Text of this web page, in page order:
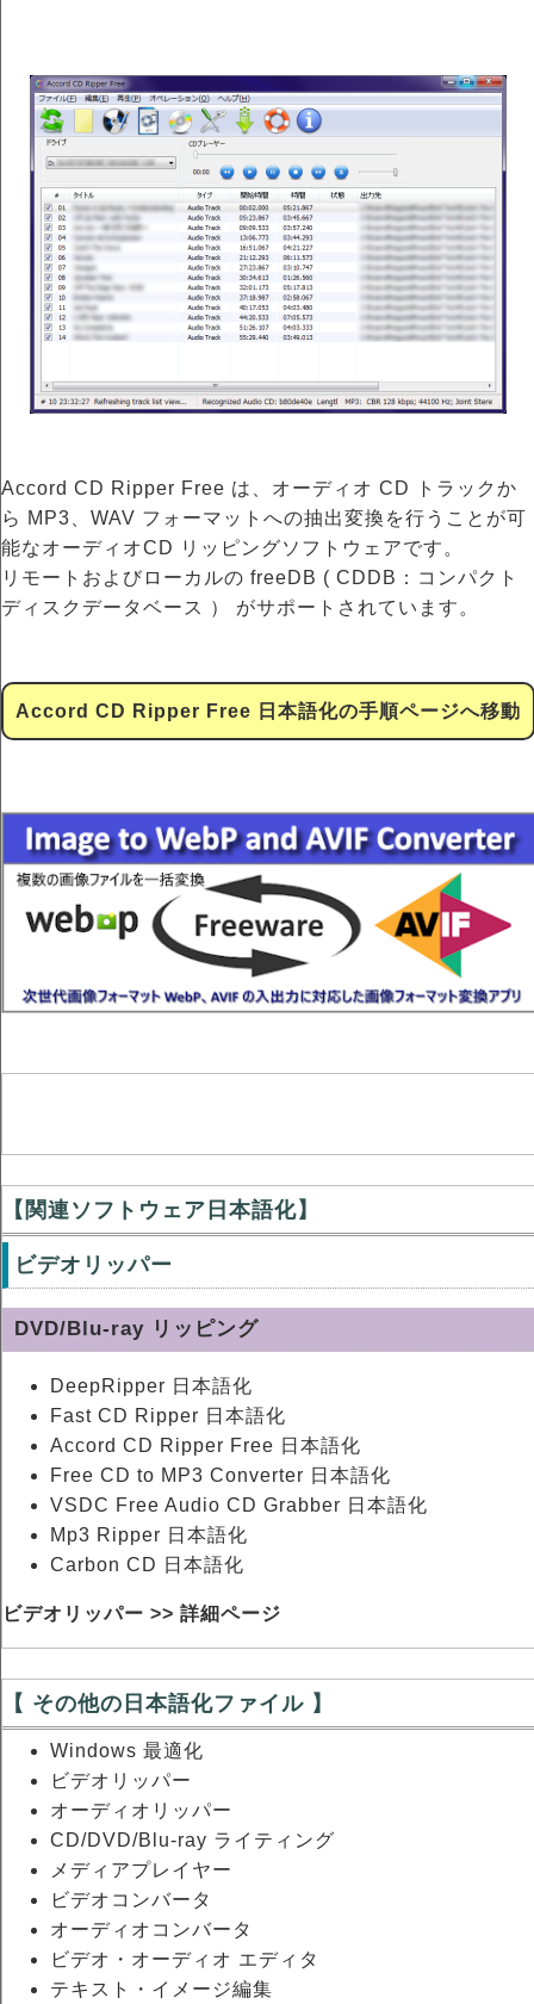
Accord CD Ripper Free は、オーディオ CD トラックか
ら MP3、WAV フォーマットへの抽出変換を行うことが可
能なオーディオCD リッピングソフトウェアです。
リモートおよびローカルの freeDB ( CDDB：コンパクト
ディスクデータベース ） がサポートされています。
Accord CD Ripper Free 日本語化の手順ページへ移動
【関連ソフトウェア日本語化】
ビデオリッパー
DVD/Blu-ray リッピング
DeepRipper 日本語化
Fast CD Ripper 日本語化
Accord CD Ripper Free 日本語化
Free CD to MP3 Converter 日本語化
VSDC Free Audio CD Grabber 日本語化
Mp3 Ripper 日本語化
Carbon CD 日本語化
ビデオリッパー >> 詳細ページ
【 その他の日本語化ファイル 】
Windows 最適化
ビデオリッパー
オーディオリッパー
CD/DVD/Blu-ray ライティング
メディアプレイヤー
ビデオコンバータ
オーディオコンバータ
ビデオ・オーディオ エディタ
テキスト・イメージ編集